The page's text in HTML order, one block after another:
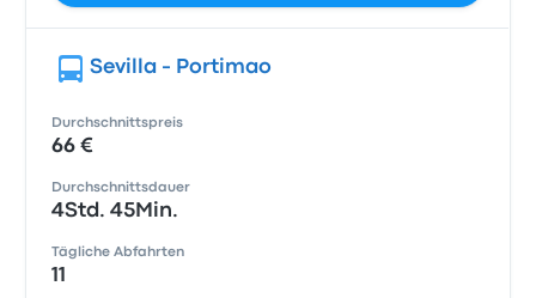
Sevilla - Portimao
Durchschnittspreis
66 €
Durchschnittsdauer
4Std. 45Min.
Tägliche Abfahrten
11